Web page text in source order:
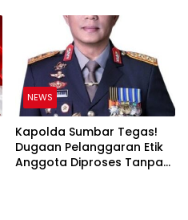
NEWS
Kapolda Sumbar Tegas!
Dugaan Pelanggaran Etik
Anggota Diproses Tanpa